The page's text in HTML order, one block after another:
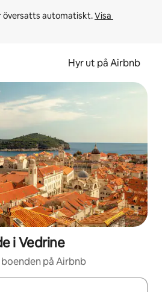
översatts automatiskt. Visa
Hyr ut på Airbnb
i Vedrine
på Airbnb